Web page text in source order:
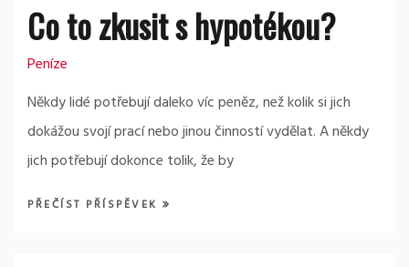
Co to zkusit s hypotékou?
Peníze
Někdy lidé potřebují daleko víc peněz, než kolik si jich
dokážou svojí prací nebo jinou činností vydělat. A někdy
jich potřebují dokonce tolik, že by
PŘEČÍST PŘÍSPĚVEK